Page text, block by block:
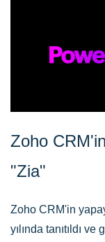
​Zoho
"Zia"
Zoho CRM'in
yılında tanıtıldı